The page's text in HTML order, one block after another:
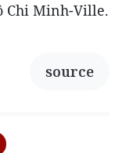
Chi Minh-Ville.
source